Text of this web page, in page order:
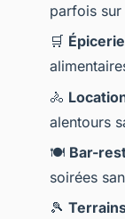
parfois sur
🛒
🚴
alentours
🍽️ Bar-
soirées
🎾